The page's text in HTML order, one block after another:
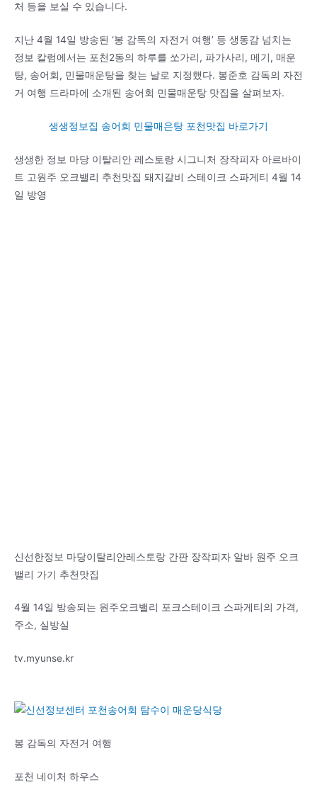
처 등을 보실 수 있습니다.
지난 4월 14일 방송된 ‘봉 감독의 자전거 여행’ 등 생동감 넘치는
정보 칼럼에서는 포천2동의 하루를 쏘가리, 파가사리, 메기, 매운
탕, 송어회, 민물매운탕을 찾는 날로 지정했다. 봉준호 감독의 자전
거 여행 드라마에 소개된 송어회 민물매운탕 맛집을 살펴보자.
생생정보집 송어회 민물매은탕 포천맛집 바로가기
생생한 정보 마당 이탈리안 레스토랑 시그니처 장작피자 아르바이
트 고원주 오크밸리 추천맛집 돼지갈비 스테이크 스파게티 4월 14
일 방영
신선한정보 마당이탈리안레스토랑 간판 장작피자 알바 원주 오크
밸리 가기 추천맛집
4월 14일 방송되는 원주오크밸리 포크스테이크 스파게티의 가격,
주소, 실방실
tv.myunse.kr
봉 감독의 자전거 여행
포천 네이처 하우스